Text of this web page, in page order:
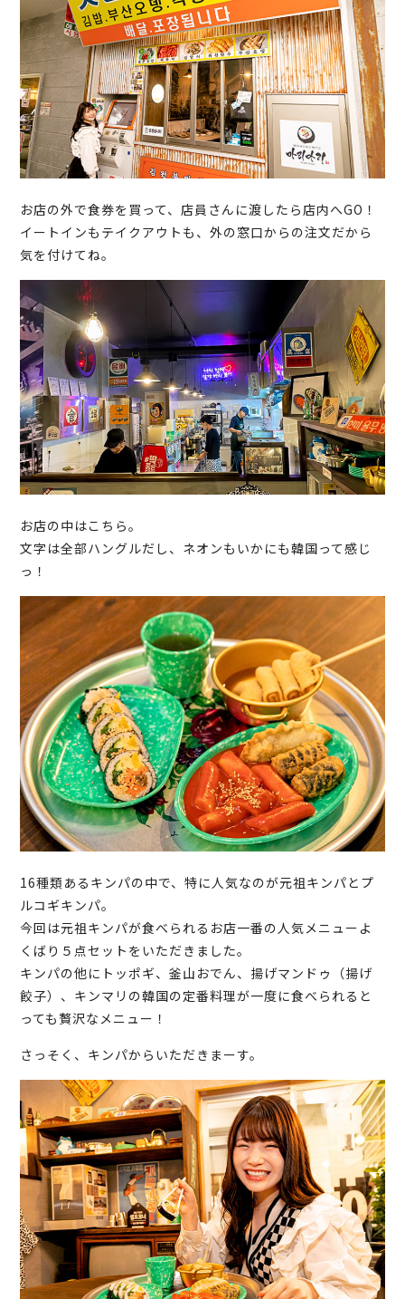
お店の外で食券を買って、店員さんに渡したら店内へGO！
イートインもテイクアウトも、外の窓口からの注文だから
気を付けてね。
お店の中はこちら。
文字は全部ハングルだし、ネオンもいかにも韓国って感じ
っ！
16種類あるキンパの中で、特に人気なのが元祖キンパとプ
ルコギキンパ。
今回は元祖キンパが食べられるお店一番の人気メニューよ
くばり５点セットをいただきました。
キンパの他にトッポギ、釜山おでん、揚げマンドゥ（揚げ
餃子）、キンマリの韓国の定番料理が一度に食べられると
っても贅沢なメニュー！
さっそく、キンパからいただきまーす。